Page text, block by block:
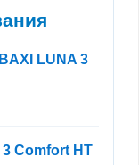
LUNA 3
Comfort HT